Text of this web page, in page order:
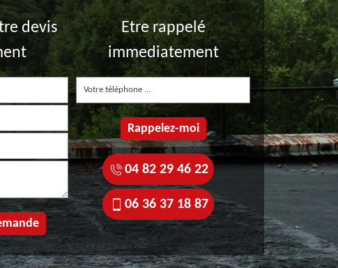
devis
Etre rappelé
immediatement
04 82 29 46 22
06 36 37 18 87